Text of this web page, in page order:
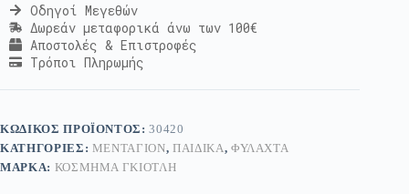
Οδηγοί Μεγεθών
Δωρεάν μεταφορικά άνω των 100€
Αποστολές & Επιστροφές
Τρόποι Πληρωμής
ΚΩΔΙΚΌΣ ΠΡΟΪΌΝΤΟΣ:30420
ΚΑΤΗΓΟΡΊΕΣ: ΜΕΝΤΑΓΙΌΝ, ΠΑΙΔΙΚΆ, ΦΥΛΑΧΤΆ
ΜΆΡΚΑ: ΚΟΣΜΗΜΑ ΓΚΙΟΤΛΗ